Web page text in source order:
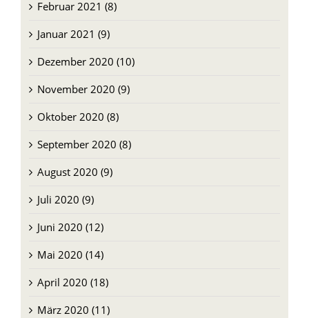
Februar 2021 (8)
Januar 2021 (9)
Dezember 2020 (10)
November 2020 (9)
Oktober 2020 (8)
September 2020 (8)
August 2020 (9)
Juli 2020 (9)
Juni 2020 (12)
Mai 2020 (14)
April 2020 (18)
März 2020 (11)